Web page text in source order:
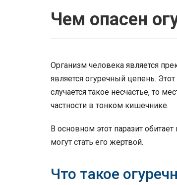
Чем опасен
Организм человека является
является огуречный цепень.
случается такое несчастье, то
частности в тонком кишечнике.
В основном этот паразит
могут стать его жертвой.
Что такое